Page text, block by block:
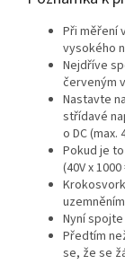
Při měření
vysokého
Nejdříve
červeným
Nastavte
střídavé
o DC (max.
Pokud je
(40V x
Nyní
Předtím
se, že se